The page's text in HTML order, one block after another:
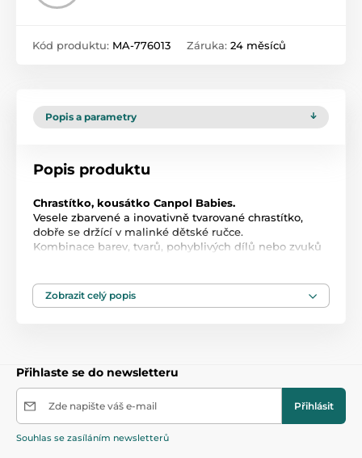
Kód produktu: MA-776013 Záruka: 24 měsíců
Popis a parametry
Popis produktu
Chrastítko, kousátko Canpol Babies.
Vesele zbarvené a inovativně tvarované chrastítko,
dobře se držící v malinké dětské ručce.
Kombinace barev, tvarů, pohyblivých dílů nebo zvuků
ostrých hran.
Rozměry:cca 11 x 11 cm.
Plastová a silikonová chrastítka a kousátka
47,5
Zobrazit celý popis
Přihlaste se do newsletteru
Zde napište váš e-mail Přihlásit
Souhlas se zasíláním newsletterů